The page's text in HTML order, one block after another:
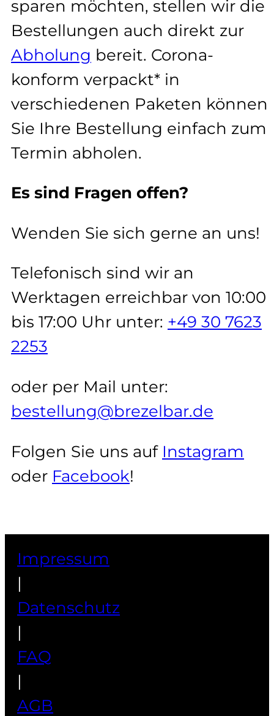
sparen möchten, stellen wir die
Bestellungen auch direkt zur
Abholung bereit. Corona-
konform verpackt* in
verschiedenen Paketen können
Sie Ihre Bestellung einfach zum
Termin abholen.
Es sind Fragen offen?
Wenden Sie sich gerne an uns!
Telefonisch sind wir an
Werktagen erreichbar von 10:00
bis 17:00 Uhr unter: +49 30 7623
2253
oder per Mail unter:
bestellung@brezelbar.de
Folgen Sie uns auf Instagram
oder Facebook!
Impressum
|
Datenschutz
|
FAQ
|
AGB